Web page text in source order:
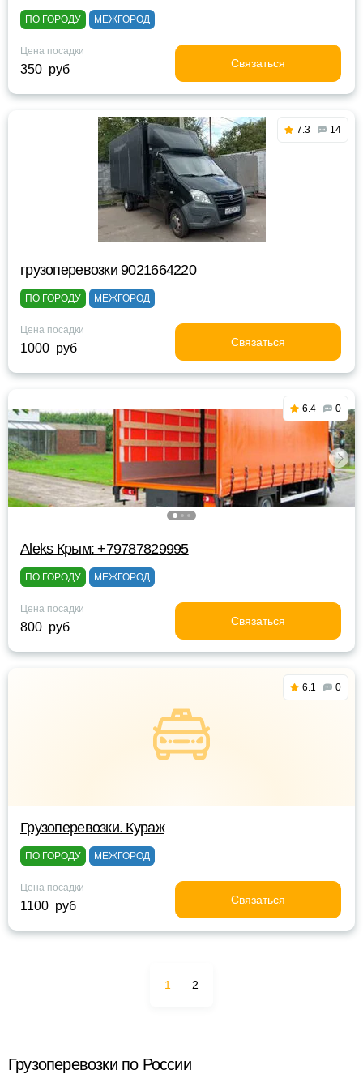
ПО ГОРОДУ МЕЖГОРОД
Цена посадки
350 руб Связаться
7.3 14
грузоперевозки 9021664220
ПО ГОРОДУ МЕЖГОРОД
Цена посадки
1000 руб Связаться
6.4 0
Aleks Крым: +79787829995
ПО ГОРОДУ МЕЖГОРОД
Цена посадки
800 руб Связаться
6.1 0
Грузоперевозки. Кураж
ПО ГОРОДУ МЕЖГОРОД
Цена посадки
1100 руб Связаться
1 2
Грузоперевозки по России